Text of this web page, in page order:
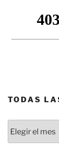
TODAS
las